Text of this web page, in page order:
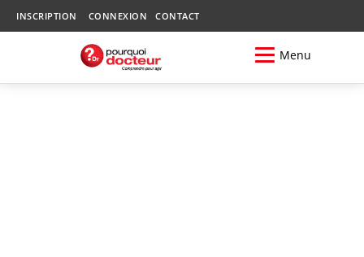
INSCRIPTION CONNEXION CONTACT
Menu